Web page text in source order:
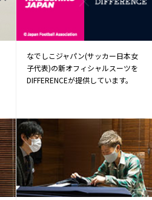
なでしこジャパン(サッカー日本女
子代表)の新オフィシャルスーツを
DIFFERENCEが提供しています。